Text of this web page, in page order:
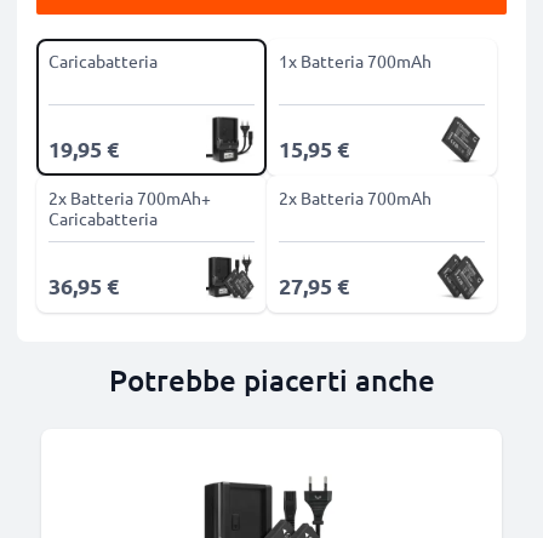
Caricabatteria
19,95 €
1x Batteria 700mAh
15,95 €
2x Batteria 700mAh+
Caricabatteria
36,95 €
2x Batteria 700mAh
27,95 €
Potrebbe piacerti anche